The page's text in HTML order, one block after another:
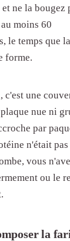
?
le
ne la bougez
moins 60
le temps que la
forme.
c'est une
nue ni
par
n'était pas
vous
ou le
la